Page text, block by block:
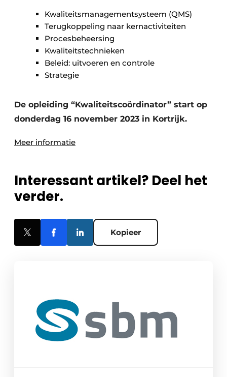
Kwaliteitsmanagementsysteem (QMS)
Terugkoppeling naar kernactiviteiten
Procesbeheersing
Kwaliteitstechnieken
Beleid: uitvoeren en controle
Strategie
De opleiding “Kwaliteitscoördinator” start op
donderdag 16 november 2023 in Kortrijk.
Meer informatie
Interessant artikel? Deel het
verder.
Kopieer